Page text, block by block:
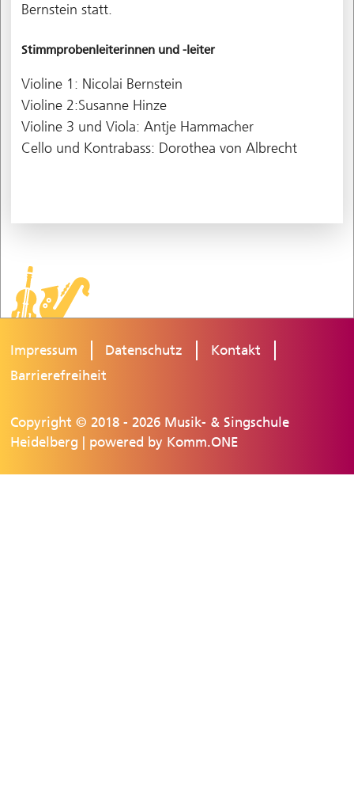
Bernstein statt.
Stimmprobenleiterinnen und -leiter
Violine 1: Nicolai Bernstein
Violine 2:Susanne Hinze
Violine 3 und Viola: Antje Hammacher
Cello und Kontrabass: Dorothea von Albrecht
Impressum Datenschutz
Kontakt
Barrierefreiheit
Copyright © 2018 - 2026 Musik- & Singschule
Heidelberg | powered by Komm.ONE